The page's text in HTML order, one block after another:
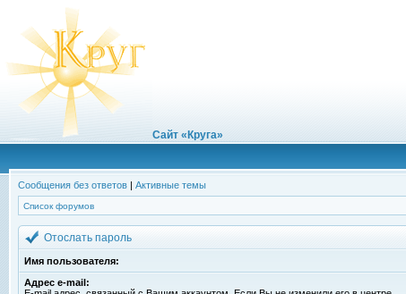
Сайт «Круга»
Сообщения без ответов | Активные темы
Список форумов
Отослать пароль
Имя пользователя:
Адрес e-mail: